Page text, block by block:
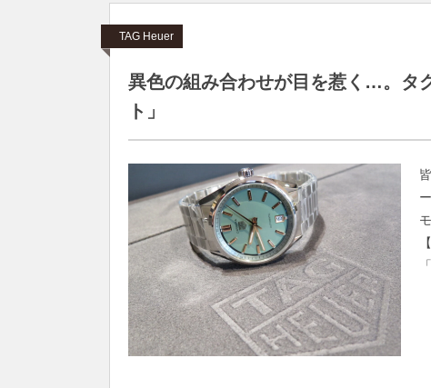
TAG Heuer
異色の組み合わせが目を惹く…。タ
ト」